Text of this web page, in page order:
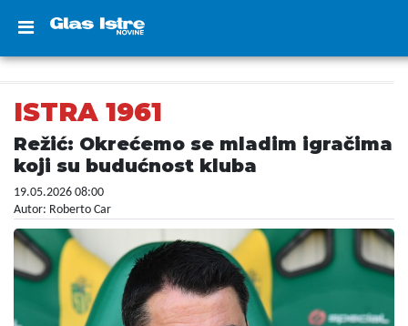
ISTRA 1961
Režić: Okrećemo se mladim igračima
koji su budućnost kluba
19.05.2026 08:00
Autor: Roberto Car